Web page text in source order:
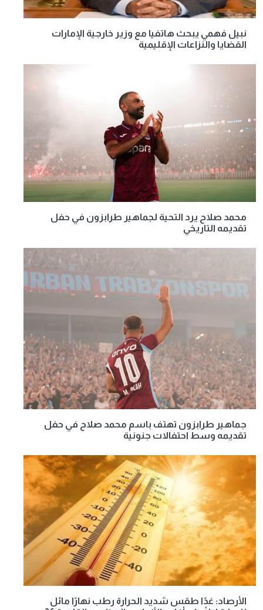
نبيل فهمي يبحث هاتفيا مع وزير خارجية الإمارات
القضايا والنزاعات الإقليمية
محمد صلاح يرد التحية لجماهير طرابزون في حفل
تقديمه التاريخي
جماهير طرابزون تهتف باسم محمد صلاح في حفل
تقديمه وسط احتفالات جنونية
الأرصاد: غدًا طقس شديد الحرارة رطب نهارًا مائل